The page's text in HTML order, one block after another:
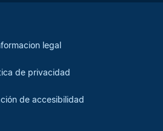
legal
de privacidad
de accesibilidad